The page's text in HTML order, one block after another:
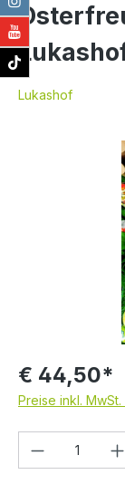
Lukashof
Bildergalerie
€ 44,50*
Preise inkl.
Produkt